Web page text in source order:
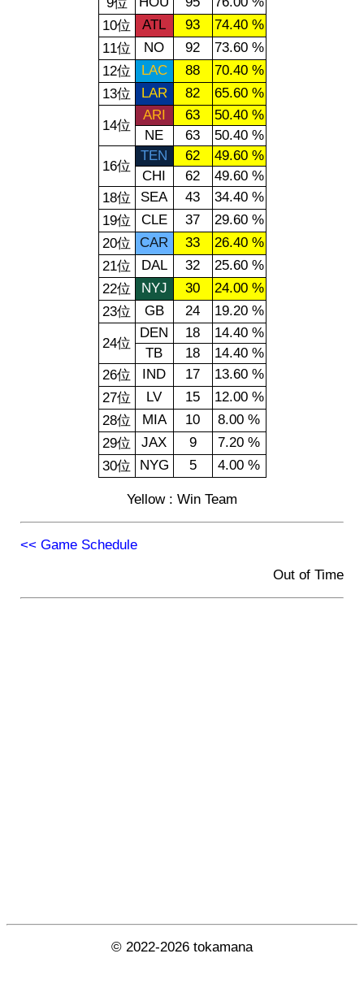
10位
ATL 93
74.40 %
11位
NO 92
73.60 %
12位
LAC 88
70.40 %
13位
LAR 82 65.60 %
14位
ARI 63
50.40 %
NE
63
50.40 %
16位
TEN 62
49.60 %
CHI
62
49.60 %
18位
SEA 43
34.40 %
19位
CLE 37
29.60 %
20位
CAR 33
26.40 %
21位
DAL 32
25.60 %
22位
NYJ 30
24.00 %
23位
GB 24 19.20 %
24位
DEN 18
14.40 %
TB
18
14.40 %
26位
IND 17
13.60 %
27位
LV 15
12.00 %
28位
MIA 10
8.00 %
29位
JAX 9
7.20 %
30位
NYG 5 4.00 %
Yellow : Win Team
<< Game Schedule
Out of Time
© 2022-2026 tokamana